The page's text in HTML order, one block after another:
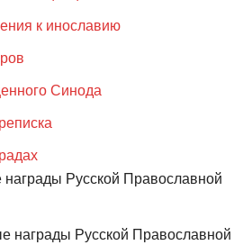
к инославию
Синода
награды Русской Православной
награды Русской Православной